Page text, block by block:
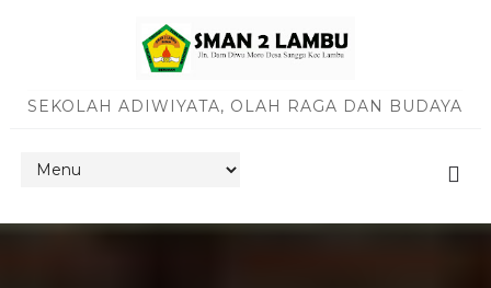
SEKOLAH ADIWIYATA, OLAH RAGA DAN BUDAYA